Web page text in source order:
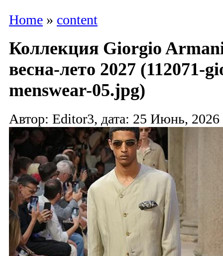
Home » content
Коллекция Giorgio
весна-лето 2027 (112071-
menswear-05.jpg)
Автор: Editor3, дата: 25 Июнь, 2026